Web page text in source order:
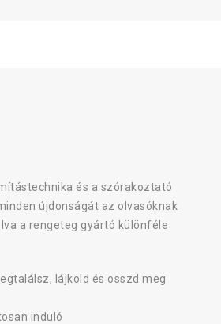
és a szórakoztató
újdonságát az olvasóknak
a rengeteg gyártó különféle
lájkold és osszd meg
induló